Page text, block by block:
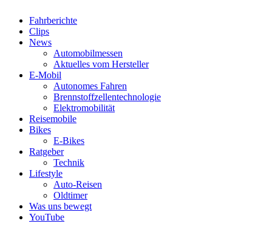
Fahrberichte
Clips
News
Automobilmessen
Aktuelles vom Hersteller
E-Mobil
Autonomes Fahren
Brennstoffzellentechnologie
Elektromobilität
Reisemobile
Bikes
E-Bikes
Ratgeber
Technik
Lifestyle
Auto-Reisen
Oldtimer
Was uns bewegt
YouTube